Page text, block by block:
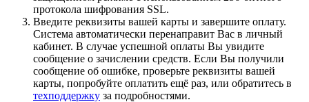
протокола шифрования SSL.
Введите реквизиты вашей карты и завершите оплату.
Система автоматически перенаправит Вас в личный
кабинет. В случае успешной оплаты Вы увидите
сообщение о зачислении средств. Если Вы получили
сообщение об ошибке, проверьте реквизиты вашей
карты, попробуйте оплатить ещё раз, или обратитесь в
техподдержку за подробностями.